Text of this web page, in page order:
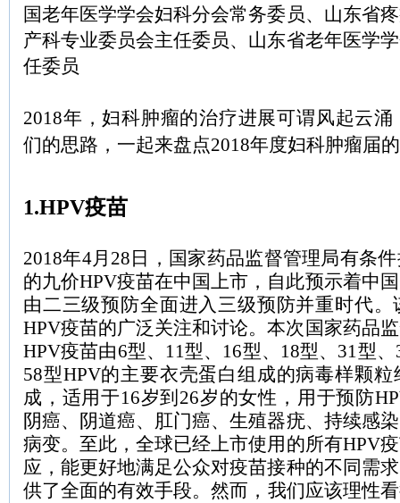
国老年医学学会妇科分会常务委员、山东省
产科专业委员会主任委员、山东省老年医学
任委员
2018年，妇科肿瘤的治疗进展可谓风起云
们的思路，一起来盘点2018年度妇科肿瘤届
1.HPV疫苗
2018年4月28日，国家药品监督管理局有条
的九价HPV疫苗在中国上市，自此预示着中
由二三级预防全面进入三级预防并重时代
HPV疫苗的广泛关注和讨论。本次国家药品
HPV疫苗由6型、11型、16型、18型、31型
58型HPV的主要衣壳蛋白组成的病毒样颗
成，适用于16岁到26岁的女性，用于预防
阴癌、阴道癌、肛门癌、生殖器疣、持续感
病变。至此，全球已经上市使用的所有HPV
应，能更好地满足公众对疫苗接种的不同需
供了全面的有效手段。然而，我们应该理性